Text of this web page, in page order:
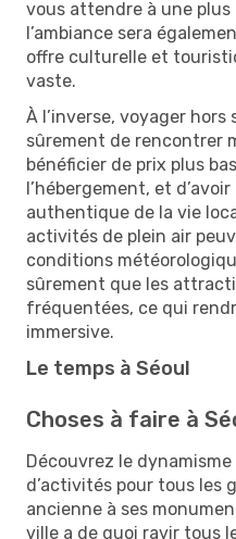
vous attendre à une
l’ambiance sera
offre culturelle et
vaste.
À l’inverse, voyager
sûrement de rencontrer
bénéficier de prix plus
l’hébergement, et
authentique de la vie
activités de plein air
conditions
sûrement que les
fréquentées, ce qui
immersive.
Le temps à Séoul
Choses à faire à
Découvrez le
d’activités pour tous les
ancienne à ses
ville a de quoi ravir tous